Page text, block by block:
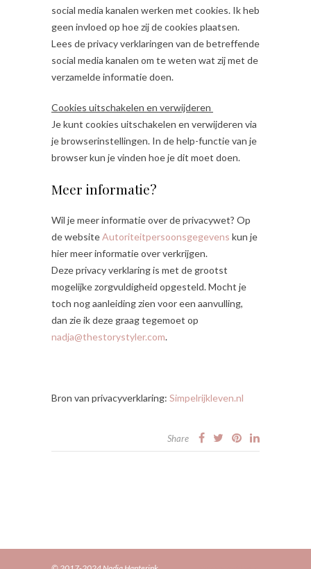
social media kanalen werken met cookies. Ik heb
geen invloed op hoe zij de cookies plaatsen.
Lees de privacy verklaringen van de betreffende
social media kanalen om te weten wat zij met de
verzamelde informatie doen.
Cookies uitschakelen en verwijderen
Je kunt cookies uitschakelen en verwijderen via
je browserinstellingen. In de help-functie van je
browser kun je vinden hoe je dit moet doen.
Meer informatie?
Wil je meer informatie over de privacywet? Op
de websiteAutoriteitpersoonsgegevens kun je
hier meer informatie over verkrijgen.
Deze privacy verklaring is met de grootst
mogelijke zorgvuldigheid opgesteld. Mocht je
toch nog aanleiding zien voor een aanvulling,
dan zie ik deze graag tegemoet op
nadja@thestorystyler.com.
Bron van privacyverklaring: Simpelrijkleven.nl
Share